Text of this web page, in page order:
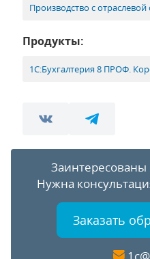
Производство с
Продукты:
1С:Бухгалтерия 8 ПРОФ.
Заинтересованы
Нужна
Заказать